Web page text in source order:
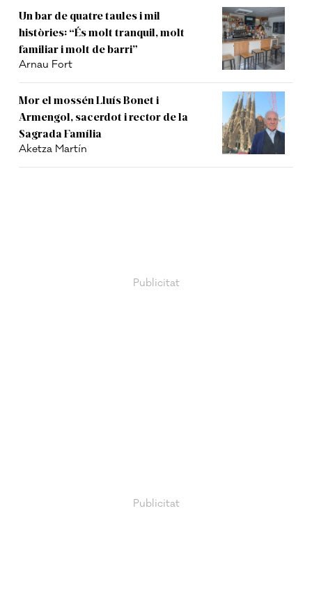
Un bar de quatre taules i mil
històries: “És molt tranquil, molt
familiar i molt de barri”
Arnau Fort
Mor el mossén Lluís Bonet i
Armengol, sacerdot i rector de la
Sagrada Família
Aketza Martín